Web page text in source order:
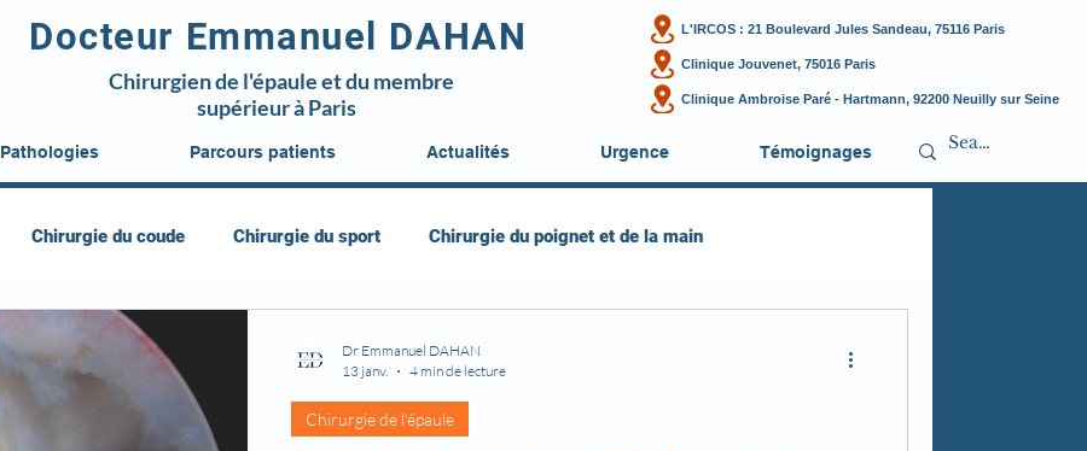
Docteur Emmanuel DAHAN
Chirurgien de l'épaule et du membre
supérieur à Paris
L'IRCOS : 21 Boulevard Jules Sandeau, 75116 Paris
Clinique Jouvenet, 75016 Paris
Clinique Ambroise Paré - Hartmann, 92200 Neuilly sur Seine
Pathologies Parcours patients Actualités Urgence Témoignages
Chirurgie du coude Chirurgie du sport Chirurgie du poignet et de la main
Chirurgie de l'épaule
Dr Emmanuel DAHAN
13 janv.
4 min de lecture